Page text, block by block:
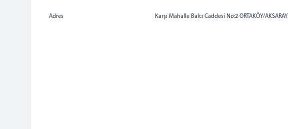
Adres Karşı Mahalle Balcı Caddesi No:2 ORTAKÖY/AKSARAY